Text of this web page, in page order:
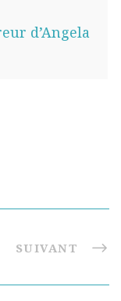
d’Angela
SUIVANT